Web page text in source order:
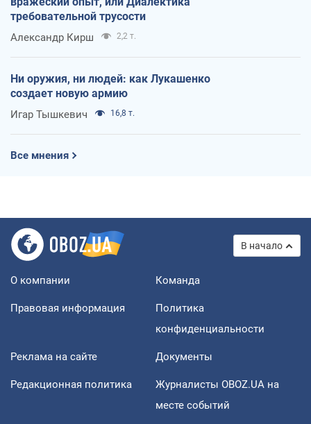
требовательной трусости
Александр Кирш 2,2 т.
Ни оружия, ни людей: как Лукашенко
создает новую армию
Игар Тышкевич 16,8 т.
Все мнения
В начало
О компании Команда
Правовая информация
Политика
конфиденциальности
Реклама на сайте Документы
Редакционная политика
Журналисты OBOZ.UA на
месте событий